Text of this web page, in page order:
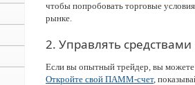
чтобы попробовать торговые
рынке.
2. Управлять
Если вы опытный трейдер, вы
Откройте свой ПАММ-счет,